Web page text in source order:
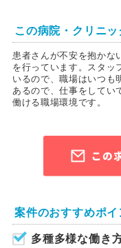
この病院・クリニ
患者さんが不安を抱かな
を行っています。スタッ
いるので、職場はいつも
あるので、仕事をしてい
働ける職場環境です。
案件のおすすめポイ
多種多様な働き